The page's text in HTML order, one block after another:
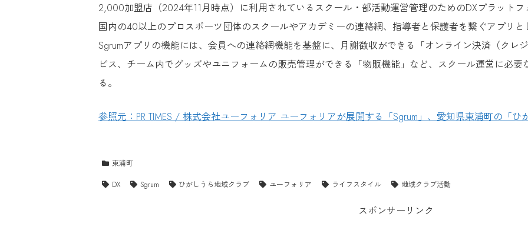
2,000加盟店（2024年11月時点）に利用されているスクール・部活動運営管理のためのDXプラットフ
国内の40以上のプロスポーツ団体のスクールやアカデミーの連絡網、指導者と保護者を繋ぐアプリと
Sgrumアプリの機能には、会員への連絡網機能を基盤に、月謝徴収ができる「オンライン決済（クレ
ビス、チーム内でグッズやユニフォームの販売管理ができる「物販機能」など、スクール運営に必
る。
参照元：PR TIMES / 株式会社ユーフォリア ユーフォリアが展開する「Sgrum」、愛知県東浦町の「
東浦町
DX
Sgrum ひがしうら地域クラブ ユーフォリア ライフスタイル 地域クラブ活動
スポンサーリンク